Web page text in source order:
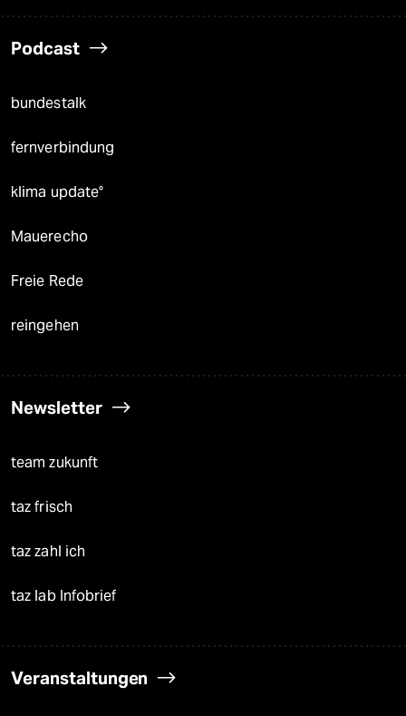
Podcast
bundestalk
fernverbindung
klima update°
Mauerecho
Freie Rede
reingehen
Newsletter
team zukunft
taz frisch
taz zahl ich
taz lab Infobrief
Veranstaltungen